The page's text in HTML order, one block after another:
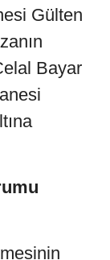
Gülten
Bayar